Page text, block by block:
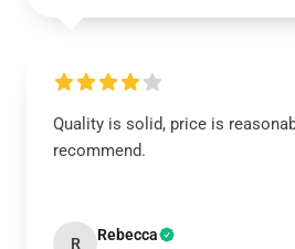
Quality is solid, price is
recommend.
R Rebecca